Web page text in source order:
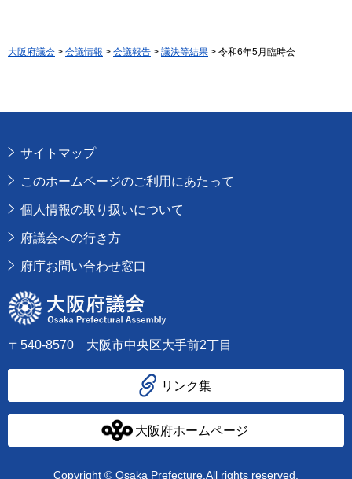
大阪府議会 > 会議情報 > 会議報告 > 議決等結果 > 令和6年5月臨時会
サイトマップ
このホームページのご利用にあたって
個人情報の取り扱いについて
府議会への行き方
府庁お問い合わせ窓口
大阪府議会
〒540-8570 大阪市中央区大手前2丁目
リンク集
大阪府ホームページ
Copyright © Osaka Prefecture,All rights reserved.